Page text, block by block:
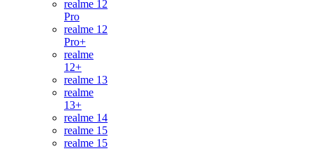
realme 12
Pro
realme 12
Pro+
realme
12+
realme 13
realme
13+
realme 14
realme 15
realme 15